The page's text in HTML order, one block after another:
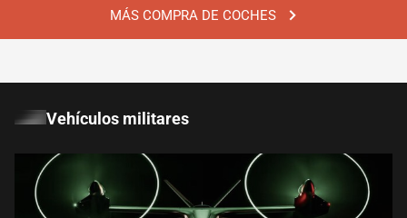
MÁS COMPRA DE COCHES
Vehículos militares